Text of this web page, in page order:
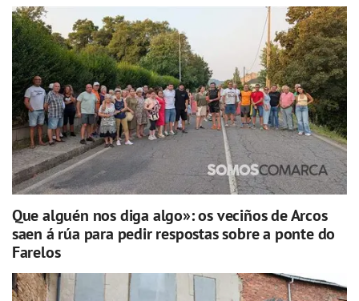
Que alguén nos diga algo»: os veciños de Arcos
saen á rúa para pedir respostas sobre a ponte do
Farelos